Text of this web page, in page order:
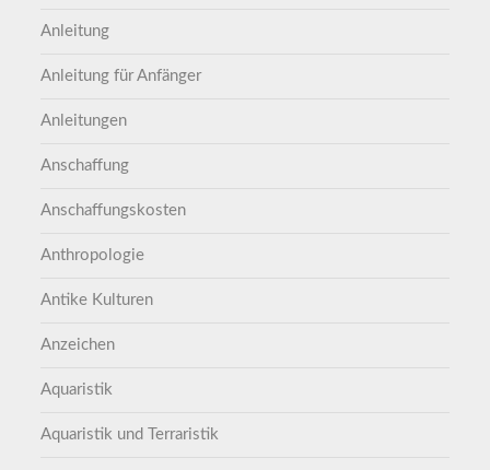
Anleitung
Anleitung für Anfänger
Anleitungen
Anschaffung
Anschaffungskosten
Anthropologie
Antike Kulturen
Anzeichen
Aquaristik
Aquaristik und Terraristik